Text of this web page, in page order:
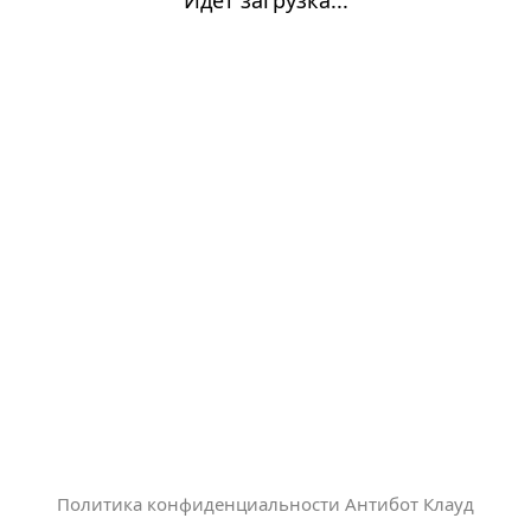
Политика конфиденциальности Антибот Клауд